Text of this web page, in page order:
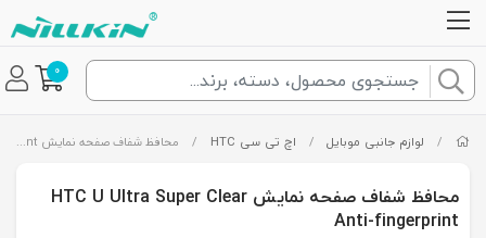
0
/ لوازم جانبی موبایل / اچ تی سی HTC / محافظ شفاف صفحه نمایش HTC U Ultra Super Clear Anti-fingerprint
محافظ شفاف صفحه نمایش HTC U Ultra Super Clear
Anti-fingerprint